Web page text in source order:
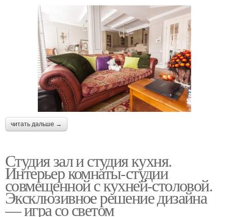
читать дальше →
Студия зал и студия кухня.
Интерьер комнаты-студии
совмещенной с кухней-столовой.
Эксклюзивное решение дизайна
— игра со светом